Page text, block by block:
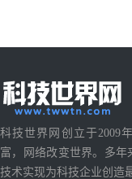
科技世界网创立于2009
富，网络改变世界。多年
技术实现为科技企业创造